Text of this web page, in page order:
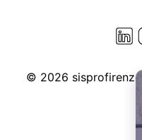
© 2026